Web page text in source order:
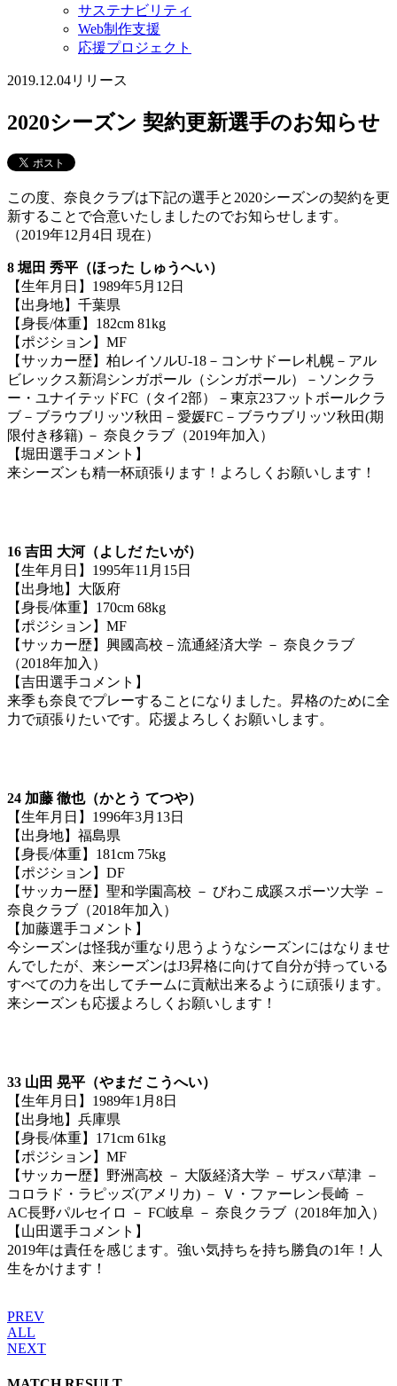
サステナビリティ
Web制作支援
応援プロジェクト
2019.12.04リリース
2020シーズン 契約更新選手のお知らせ
この度、奈良クラブは下記の選手と2020シーズンの契約を更
新することで合意いたしましたのでお知らせします。
（2019年12月4日 現在）
8 堀田 秀平（ほった しゅうへい）
【生年月日】1989年5月12日
【出身地】千葉県
【身長/体重】182cm 81kg
【ポジション】MF
【サッカー歴】柏レイソルU-18－コンサドーレ札幌－アル
ビレックス新潟シンガポール（シンガポール）－ソンクラ
ー・ユナイテッドFC（タイ2部）－東京23フットボールクラ
ブ－ブラウブリッツ秋田－愛媛FC－ブラウブリッツ秋田(期
限付き移籍) － 奈良クラブ（2019年加入）
【堀田選手コメント】
来シーズンも精一杯頑張ります！よろしくお願いします！
16 吉田 大河（よしだ たいが）
【生年月日】1995年11月15日
【出身地】大阪府
【身長/体重】170cm 68kg
【ポジション】MF
【サッカー歴】興國高校－流通経済大学 － 奈良クラブ
（2018年加入）
【吉田選手コメント】
来季も奈良でプレーすることになりました。昇格のために全
力で頑張りたいです。応援よろしくお願いします。
24 加藤 徹也（かとう てつや）
【生年月日】1996年3月13日
【出身地】福島県
【身長/体重】181cm 75kg
【ポジション】DF
【サッカー歴】聖和学園高校 － びわこ成蹊スポーツ大学 －
奈良クラブ（2018年加入）
【加藤選手コメント】
今シーズンは怪我が重なり思うようなシーズンにはなりませ
んでしたが、来シーズンはJ3昇格に向けて自分が持っている
すべての力を出してチームに貢献出来るように頑張ります。
来シーズンも応援よろしくお願いします！
33 山田 晃平（やまだ こうへい）
【生年月日】1989年1月8日
【出身地】兵庫県
【身長/体重】171cm 61kg
【ポジション】MF
【サッカー歴】野洲高校 － 大阪経済大学 － ザスパ草津 －
コロラド・ラピッズ(アメリカ) － Ｖ・ファーレン長崎 －
AC長野パルセイロ － FC岐阜 － 奈良クラブ（2018年加入）
【山田選手コメント】
2019年は責任を感じます。強い気持ちを持ち勝負の1年！人
生をかけます！
PREV
ALL
NEXT